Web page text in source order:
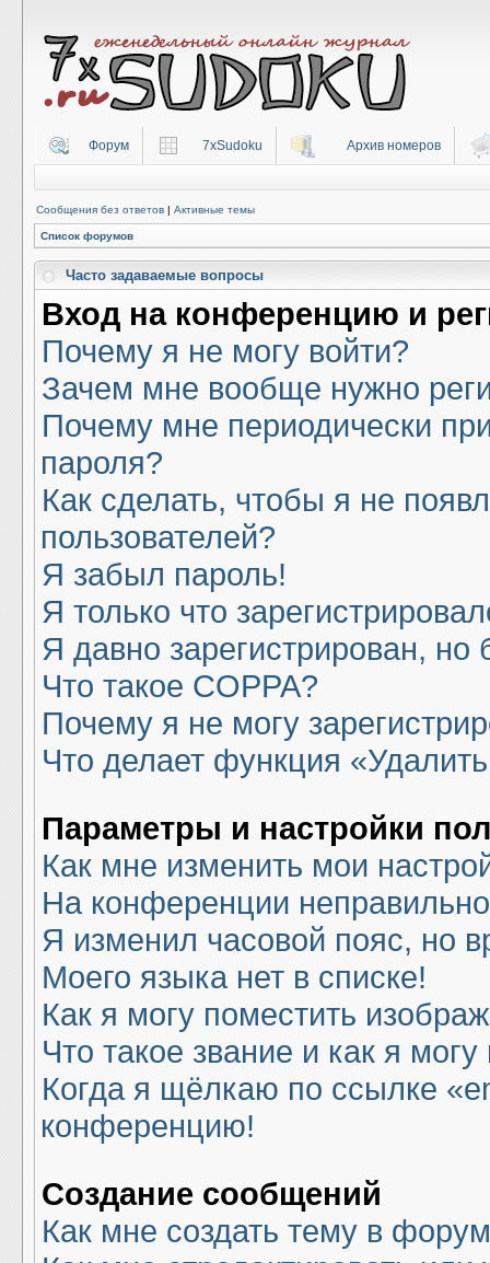
Форум 7xSudoku Архив номеров
Сообщения без ответов | Активные темы
Список форумов
Часто задаваемые вопросы
Вход на конференцию и
Почему я не могу войти?
Зачем мне вообще нужно
Почему мне периодически
пароля?
Как сделать, чтобы я не
пользователей?
Я забыл пароль!
Я только что
Я давно зарегистрирован,
Что такое COPPA?
Почему я не могу
Что делает функция
Параметры и настройки
Как мне изменить мои
На конференции
Я изменил часовой пояс, но
Моего языка нет в списке!
Как я могу поместить
Что такое звание и как я могу
Когда я щёлкаю по ссылке
конференцию!
Создание сообщений
Как мне создать тему в